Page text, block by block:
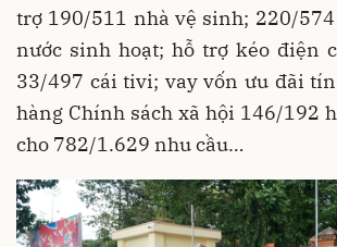
trợ 190/511 nhà vệ sinh; 220/
nước sinh hoạt; hỗ trợ kéo điện
33/497 cái tivi; vay vốn ưu đãi
hàng Chính sách xã hội 146/192
cho 782/1.629 nhu cầu…